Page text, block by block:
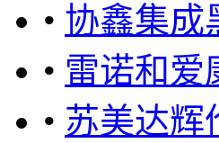
• 协鑫集成
• 雷诺和爱
• 苏美达辉